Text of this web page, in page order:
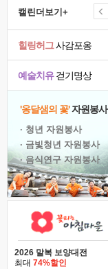
캘린더보기+
예술치유걷기명상
힐링허그사감포옹
'옹달샘의 꽃'자원봉사
· 청년 자원봉사
· 금빛청년 자원봉사
· 음식연구 자원봉사
2026 말복 보양대전
최대 74%할인